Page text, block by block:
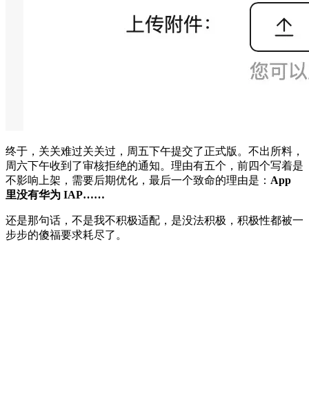
终于，关关难过关关过，周五下午提交了正式版。不出所料，
周六下午收到了审核拒绝的通知。理由有五个，前四个写着是
不影响上架，需要后期优化，最后一个致命的理由是： App
里没有华为 IAP……
还是那句话，不是我不积极适配，是没法积极，积极性都被一
步步的傻福要求耗尽了。